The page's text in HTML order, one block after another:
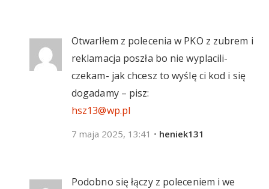
Otwarlłem z polecenia w PKO z zubrem i
reklamacja poszła bo nie wyplacili-
czekam- jak chcesz to wyślę ci kod i się
dogadamy – pisz:
hsz13@wp.pl
7 maja 2025, 13:41 • heniek131
Podobno się łączy z poleceniem i we